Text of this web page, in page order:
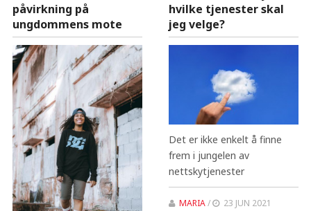
påvirkning på
ungdommens mote
hvilke tjenester skal
jeg velge?
Det er ikke enkelt å finne
frem i jungelen av
nettskytjenester
MARIA/ 23 JUN 2021